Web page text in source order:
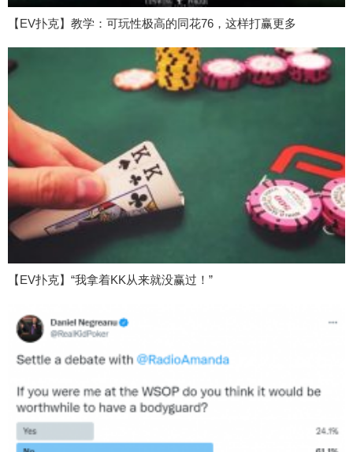
【EV扑克】教学：可玩性极高的同花76，这样打赢更多
【EV扑克】“我拿着KK从来就没赢过！”